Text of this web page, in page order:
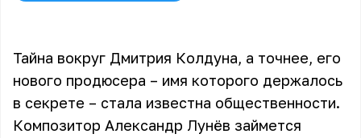
Тайна вокруг Дмитрия Колдуна, а точнее, его
нового продюсера – имя которого держалось
в секрете – стала известна общественности.
Композитор Александр Лунёв займется